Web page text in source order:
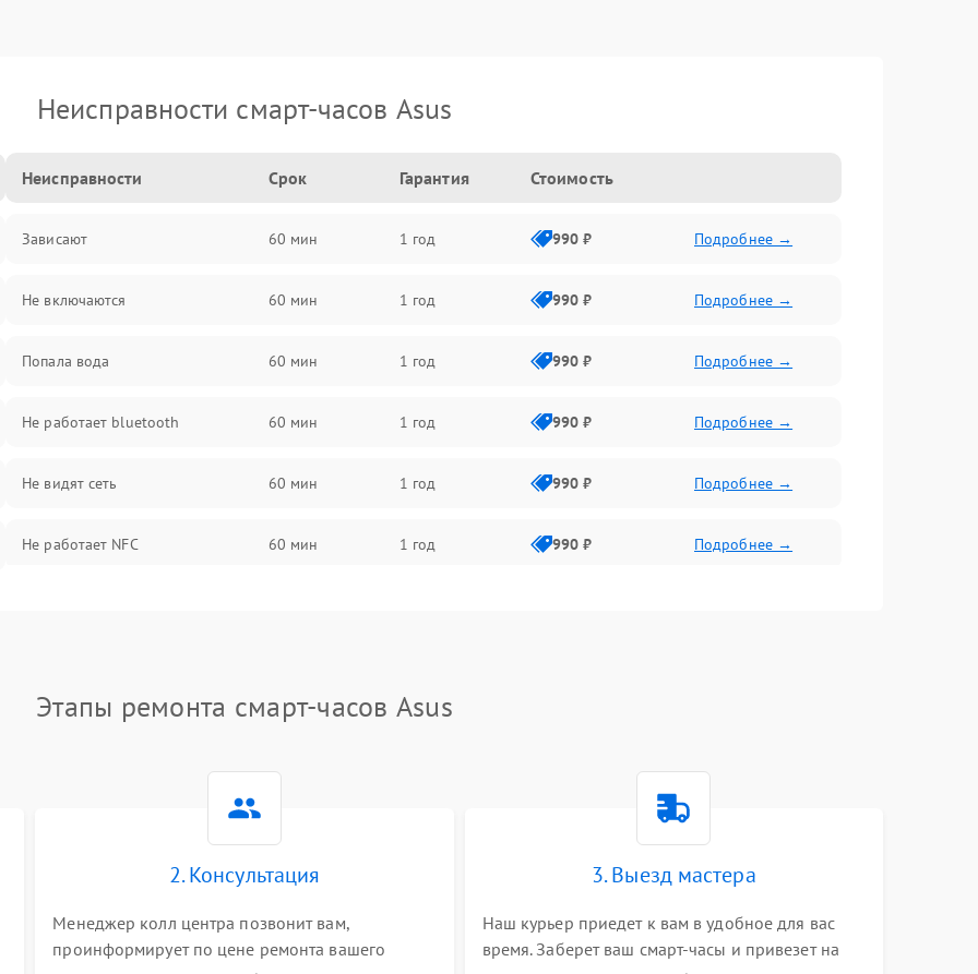
Неисправности смарт-часов Asus
Неисправности Срок Гарантия Стоимость
Зависают 60 мин 1 год 990 ₽ Подробнее →
Не включаются 60 мин 1 год 990 ₽ Подробнее →
Попала вода 60 мин 1 год 990 ₽ Подробнее →
Не работает bluetooth 60 мин 1 год 990 ₽ Подробнее →
Не видят сеть 60 мин 1 год 990 ₽ Подробнее →
Не работает NFC 60 мин 1 год 990 ₽ Подробнее →
Этапы ремонта смарт-часов Asus
2. Консультация
Менеджер колл центра позвонит вам,
проинформирует по цене ремонта вашего
3. Выезд мастера
Наш курьер приедет к вам в удобное для вас
время. Заберет ваш смарт-часы и привезет на